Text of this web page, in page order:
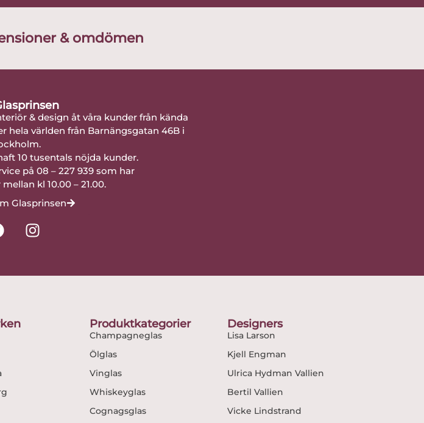
& omdömen
& design åt våra kunder från kända
hela världen från Barnängsgatan 46B i
10 tusentals nöjda kunder.
på 08 – 227 939 som har
kl 10.00 – 21.00.
Glasprinsen
I
n
Produktkategorier
Champagneglas
Ölglas
Vinglas
Whiskeyglas
Cognagsglas
Designers
Lisa Larson
Kjell Engman
Ulrica Hydman Vallien
Bertil Vallien
Vicke Lindstrand